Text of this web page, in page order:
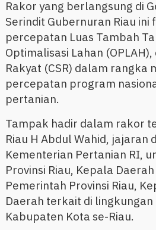
Rakor yang berlangsung di
Serindit Gubernuran Riau ini
percepatan Luas Tambah
Optimalisasi Lahan
Rakyat (CSR) dalam rangka
percepatan program
pertanian.
Tampak hadir dalam rakor
Riau H Abdul Wahid, jajaran
Kementerian Pertanian RI,
Provinsi Riau, Kepala
Pemerintah Provinsi Riau,
Daerah terkait di lingkungan
Kabupaten Kota se-Riau.